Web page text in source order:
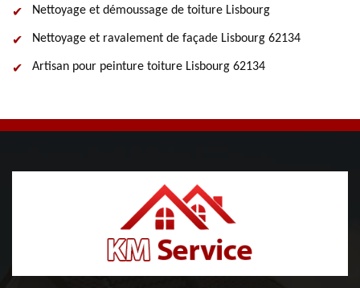
Nettoyage et démoussage de toiture Lisbourg
Nettoyage et ravalement de façade Lisbourg 62134
Artisan pour peinture toiture Lisbourg 62134